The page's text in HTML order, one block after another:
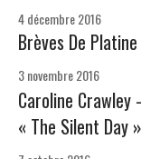
4 décembre 2016
Brèves De
3 novembre 2016
Caroline Crawley
« The Silent Day »